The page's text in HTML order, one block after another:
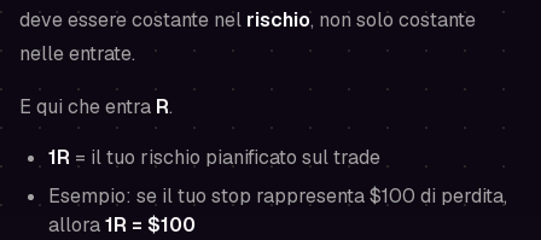
deve essere costante nel rischio, non solo costante
nelle entrate.
E qui che entra R.
1R = il tuo rischio pianificato sul trade
Esempio: se il tuo stop rappresenta $100 di perdita,
allora1R = $100